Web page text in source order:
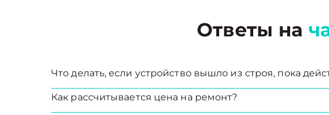
Ответы на
Что делать, если устройство вышло из строя, пока
Как рассчитывается цена на ремонт?